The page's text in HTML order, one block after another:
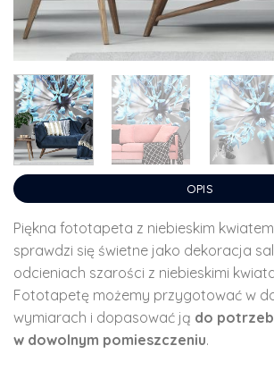
OPIS
Piękna fototapeta z niebieskim
sprawdzi się świetne jako dekoracja
odcieniach szarości z niebieskimi
Fototapetę możemy przygotować w
wymiarach i dopasować ją do
w dowolnym pomieszczeniu.